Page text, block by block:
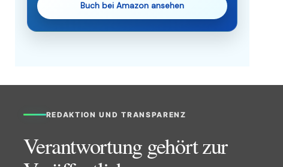
Buch bei Amazon ansehen
REDAKTION UND TRANSPARENZ
Verantwortung gehört zur